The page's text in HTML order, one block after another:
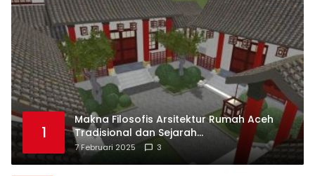
1
Makna Filosofis Arsitektur Rumah Aceh
Tradisional dan Sejarah
Perkembangannya
7 Februari 2025 3